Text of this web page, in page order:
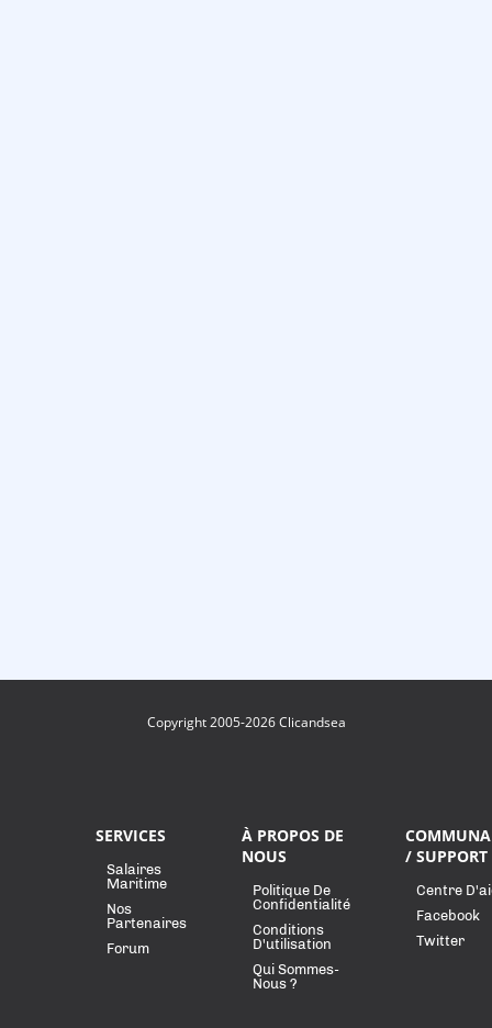
Copyright 2005-2026 Clicandsea
SERVICES
Salaires
Maritime
Nos
Partenaires
Forum
À PROPOS DE
NOUS
Politique De
Confidentialité
Conditions
D'utilisation
Qui Sommes-
Nous ?
/ SUPPORT
Centre
Facebook
Twitter